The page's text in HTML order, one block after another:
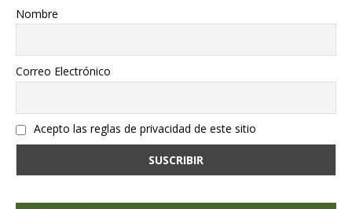
Nombre
Correo Electrónico
Acepto las reglas de privacidad de este sitio